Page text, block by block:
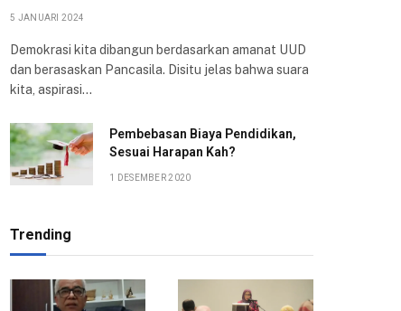
5 JANUARI 2024
Demokrasi kita dibangun berdasarkan amanat UUD
dan berasaskan Pancasila. Disitu jelas bahwa suara
kita, aspirasi…
Pembebasan Biaya Pendidikan,
Sesuai Harapan Kah?
1 DESEMBER 2020
Trending